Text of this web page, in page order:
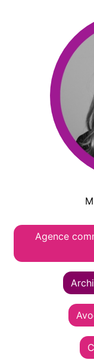
Agence